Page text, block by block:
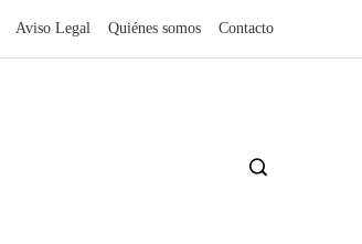
Aviso Legal Quiénes somos Contacto